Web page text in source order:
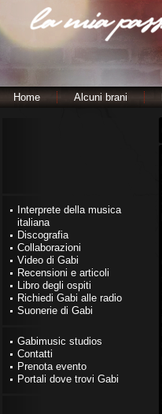
Home Alcuni brani
Interprete della musica
italiana
Discografia
Collaborazioni
Video di Gabi
Recensioni e articoli
Libro degli ospiti
Richiedi Gabi alle radio
Suonerie di Gabi
Gabimusic studios
Contatti
Prenota evento
Portali dove trovi Gabi